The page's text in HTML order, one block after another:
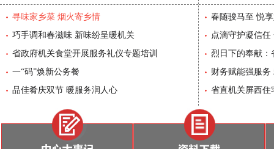
寻味家乡菜 烟火寄乡情
07-07
寻味家乡菜 烟火寄乡情
04-30
巧手调和春滋味 新味纷呈暖机关
03-16
省政府机关食堂开展服务礼仪专题培训
02-13
一“码”焕新公务餐
10-28
品佳肴庆双节 暖服务润人心
春
春随骏马至 悦
点滴守护凝信
烈日下的奉献：
行修复小区破损
财务赋能强服
省直机关屏西住